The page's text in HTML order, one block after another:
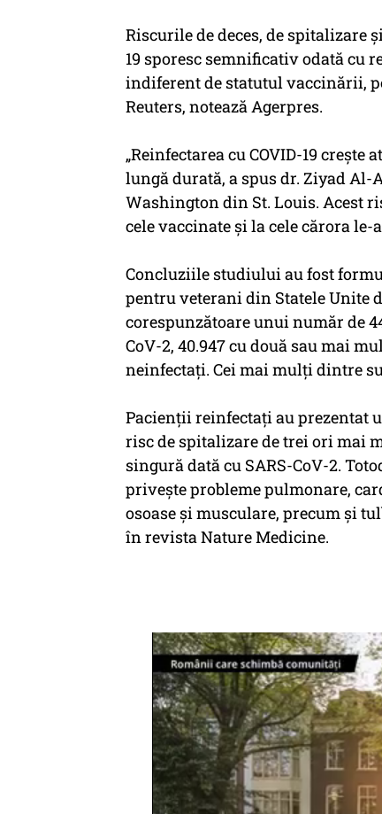
Riscurile de deces, de spitalizare
19 sporesc semnificativ odată cu
indiferent de statutul vaccinării,
Reuters, notează Agerpres.
„Reinfectarea cu COVID-19 creşte
lungă durată, a spus dr. Ziyad
Washington din St. Louis. Acest
cele vaccinate şi la cele cărora le-
Concluziile studiului au fost
pentru veterani din Statele Unite
corespunzătoare unui număr de
CoV-2, 40.947 cu două sau mai
neinfectaţi. Cei mai mulţi dintre
Pacienţii reinfectaţi au prezentat
risc de spitalizare de trei ori mai
singură dată cu SARS-CoV-2.
priveşte probleme pulmonare,
osoase şi musculare, precum şi
în revista Nature Medicine.